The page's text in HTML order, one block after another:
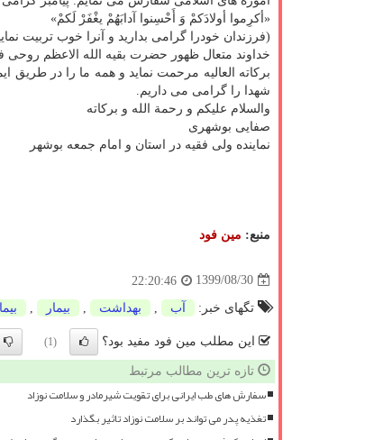
«أکرِموا أولادَکمْ وَ أَحْسِنوا آدابَهُمْ یغْفَرْ لَکمْ»
(فرزندان خودرا گرامی بدارید و آنرا خوب تربیت
خداوند متعال ظهور حضرت بقیه الله الاعظم
برکاته العالیه مرحمت نماید و همه ما را در طریق
شهدا را گرامی می داریم.
والسلام علیکم و رحمة الله و برکاته
صفایی بوشهری
نماینده ولی فقیه در استان و امام جمعه بوشهر
منبع: مین فود
1399/08/30
22:20:46
تگهای خبر: آب بهداشت بیمار
این مطلب مین فود مفید بود؟ (1)
تازه ترین مطالب مرتبط
سفارش های طب ایرانی برای تقویت شیرمادر و سلامت نوزاد
تغذیه پدر می تواند بر سلامت نوزاد تاثیر بگذارد